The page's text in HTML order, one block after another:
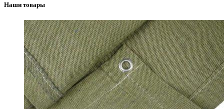
Наши товары